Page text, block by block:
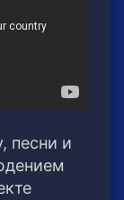
песни и